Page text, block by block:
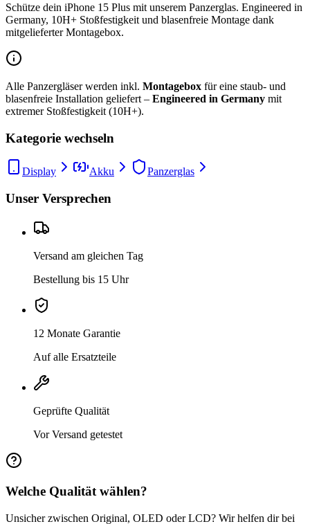
Schütze dein iPhone 15 Plus mit unserem Panzerglas. Engineered in
Germany, 10H+ Stoßfestigkeit und blasenfreie Montage dank
mitgelieferter Montagebox.
Alle Panzergläser werden inkl. Montagebox für eine staub- und
blasenfreie Installation geliefert – Engineered in Germany mit
extremer Stoßfestigkeit (10H+).
Kategorie wechseln
Display Akku Panzerglas
Unser Versprechen
Versand am gleichen Tag
Bestellung bis 15 Uhr
12 Monate Garantie
Auf alle Ersatzteile
Geprüfte Qualität
Vor Versand getestet
Welche Qualität wählen?
Unsicher zwischen Original, OLED oder LCD? Wir helfen dir bei